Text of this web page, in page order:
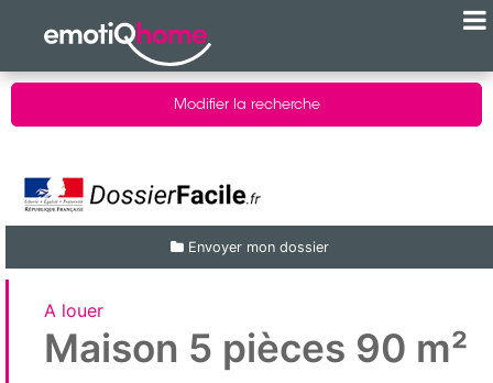
Modifier la recherche
Envoyer mon dossier
A louer
Maison 5 pièces 90 m²